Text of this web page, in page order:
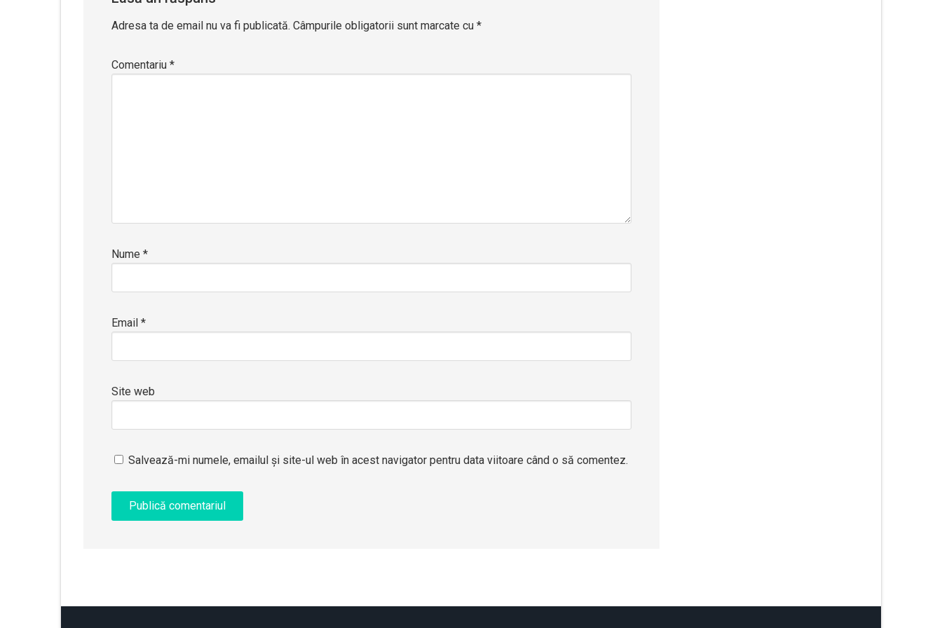
Adresa ta de email nu va fi publicată. Câmpurile obligatorii sunt marcate cu *
Comentariu *
Nume *
Email *
Site web
Salvează-mi numele, emailul și site-ul web în acest navigator pentru data viitoare când o să comentez.